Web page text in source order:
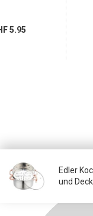
5.95
Edler
und